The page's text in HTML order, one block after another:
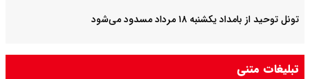
تونل توحید از بامداد یکشنبه ۱۸ مرداد مسدود می‌شود
تبلیغات متنی